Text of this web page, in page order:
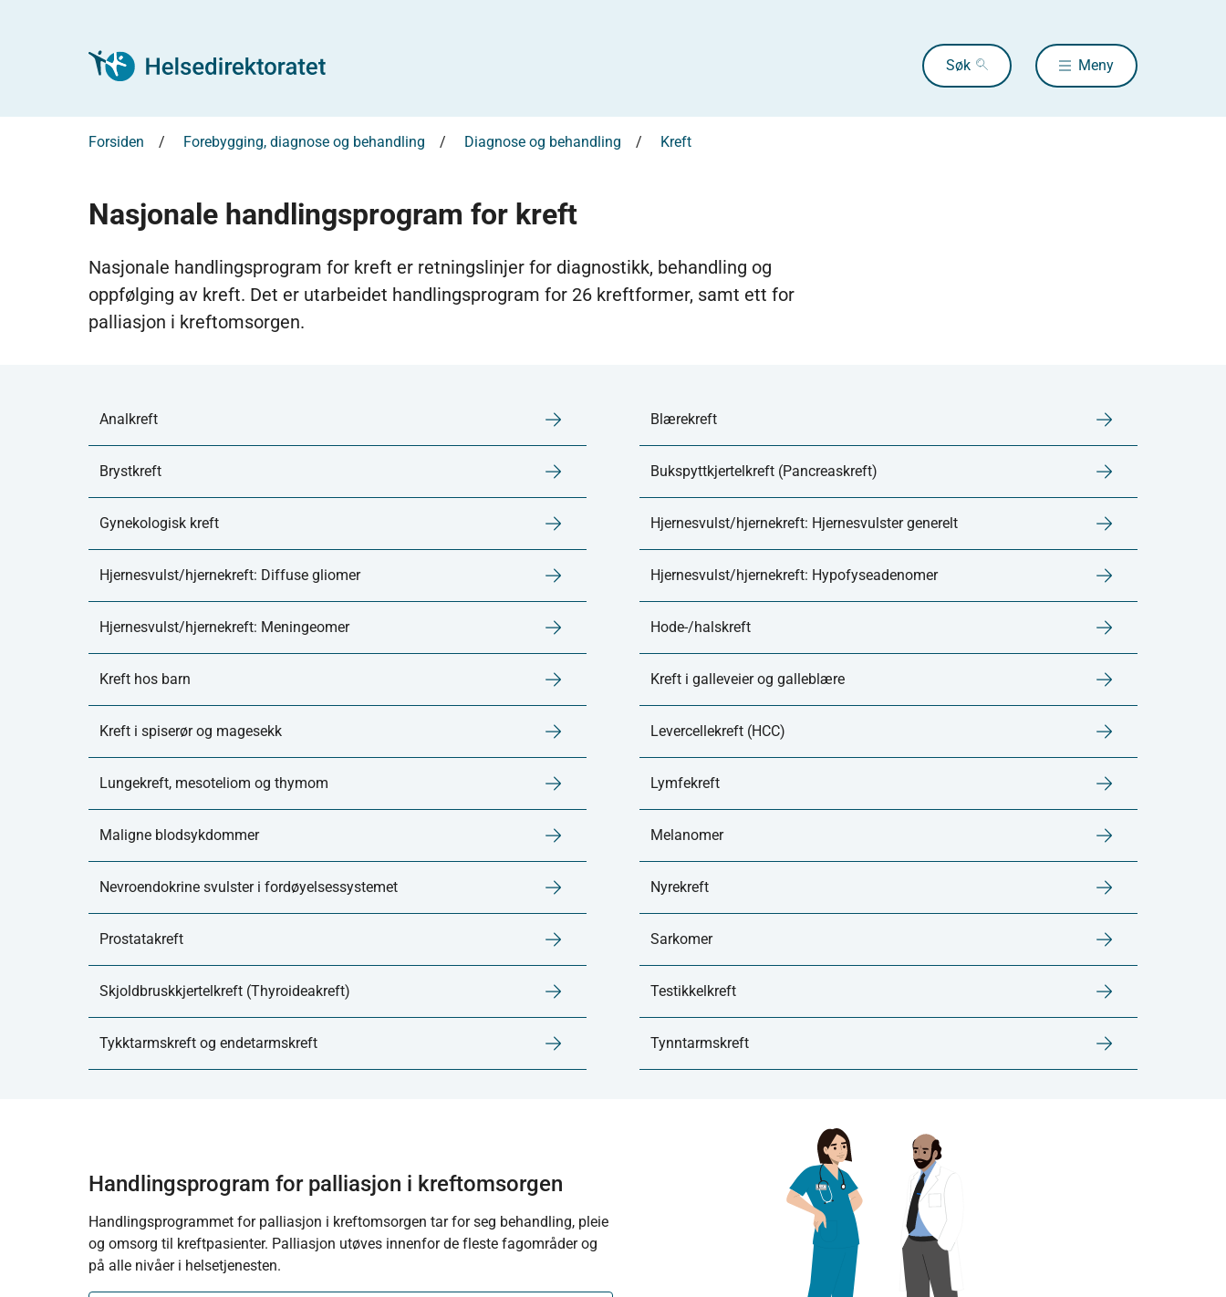
Søk Meny
Forsiden Forebygging, diagnose og behandling Diagnose og behandling Kreft
Nasjonale handlingsprogram for kreft
Nasjonale handlingsprogram for kreft er retningslinjer for diagnostikk, behandling og
oppfølging av kreft. Det er utarbeidet handlingsprogram for 26 kreftformer, samt ett for
palliasjon i kreftomsorgen.
Analkreft Blærekreft
Brystkreft Bukspyttkjertelkreft (Pancreaskreft)
Gynekologisk kreft Hjernesvulst/hjernekreft: Hjernesvulster generelt
Hjernesvulst/hjernekreft: Diffuse gliomer Hjernesvulst/hjernekreft: Hypofyseadenomer
Hjernesvulst/hjernekreft: Meningeomer Hode-/halskreft
Kreft hos barn Kreft i galleveier og galleblære
Kreft i spiserør og magesekk Levercellekreft (HCC)
Lungekreft, mesoteliom og thymom Lymfekreft
Maligne blodsykdommer Melanomer
Nevroendokrine svulster i fordøyelsessystemet Nyrekreft
Prostatakreft Sarkomer
Skjoldbruskkjertelkreft (Thyroideakreft) Testikkelkreft
Tykktarmskreft og endetarmskreft Tynntarmskreft
Handlingsprogram for palliasjon i kreftomsorgen
Handlingsprogrammet for palliasjon i kreftomsorgen tar for seg behandling, pleie
og omsorg til kreftpasienter. Palliasjon utøves innenfor de fleste fagområder og
på alle nivåer i helsetjenesten.